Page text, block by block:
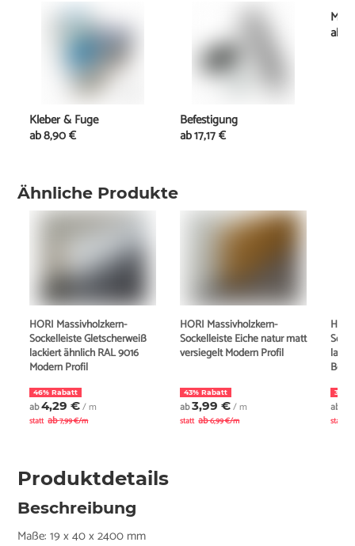
Ähnliche Produkte
HORI Massivholzkern-
Sockelleiste Gletscherweiß
lackiert ähnlich RAL 9016
Modern Profil
46% Rabatt
ab4,29 €/ m
statt ab7,99 €/m
HORI Massivholzkern-
Sockelleiste Eiche natur matt
versiegelt Modern Profil
43% Rabatt
ab3,99 €/ m
statt ab6,99 €/m
37%
ab
statt
Produktdetails
Beschreibung
Maße: 19 x 40 x 2400 mm
Kleber & Fuge
ab8,90 €
Befestigung
ab17,17 €
ab